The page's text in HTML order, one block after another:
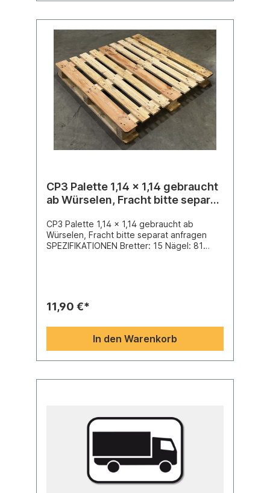
CP3 Palette 1,14 x 1,14 gebraucht
ab Würselen, Fracht bitte separat
CP3 Palette 1,14 x 1,14 gebraucht ab
Würselen, Fracht bitte separat anfragen
SPEZIFIKATIONEN Bretter: 15 Nägel: 81
11,90 €*
In den Warenkorb